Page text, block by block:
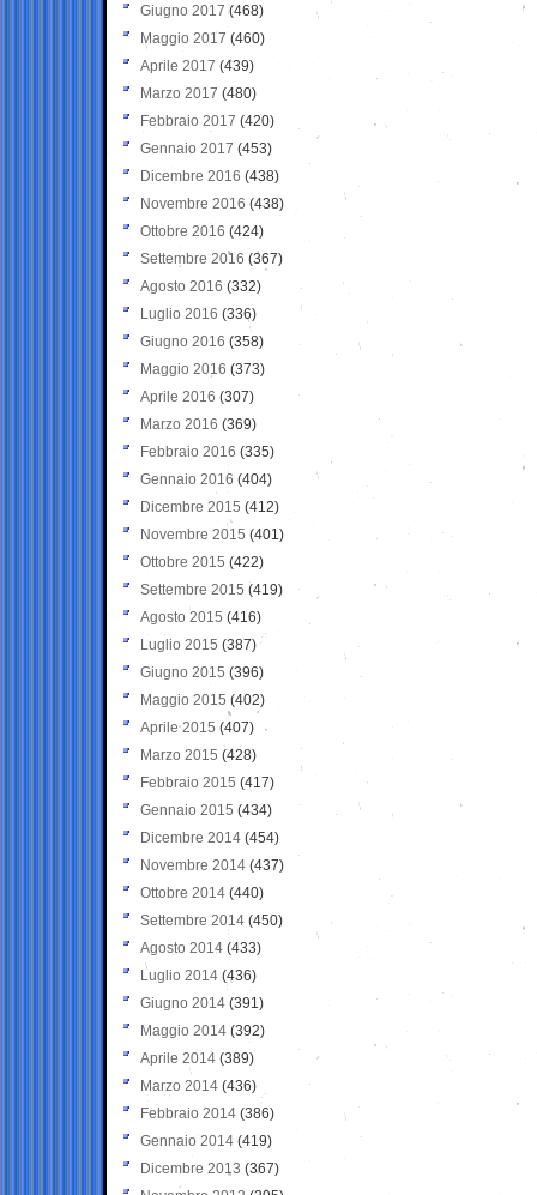
Giugno 2017 (468)
Maggio 2017 (460)
Aprile 2017 (439)
Marzo 2017 (480)
Febbraio 2017 (420)
Gennaio 2017 (453)
Dicembre 2016 (438)
Novembre 2016 (438)
Ottobre 2016 (424)
Settembre 2016 (367)
Agosto 2016 (332)
Luglio 2016 (336)
Giugno 2016 (358)
Maggio 2016 (373)
Aprile 2016 (307)
Marzo 2016 (369)
Febbraio 2016 (335)
Gennaio 2016 (404)
Dicembre 2015 (412)
Novembre 2015 (401)
Ottobre 2015 (422)
Settembre 2015 (419)
Agosto 2015 (416)
Luglio 2015 (387)
Giugno 2015 (396)
Maggio 2015 (402)
Aprile 2015 (407)
Marzo 2015 (428)
Febbraio 2015 (417)
Gennaio 2015 (434)
Dicembre 2014 (454)
Novembre 2014 (437)
Ottobre 2014 (440)
Settembre 2014 (450)
Agosto 2014 (433)
Luglio 2014 (436)
Giugno 2014 (391)
Maggio 2014 (392)
Aprile 2014 (389)
Marzo 2014 (436)
Febbraio 2014 (386)
Gennaio 2014 (419)
Dicembre 2013 (367)